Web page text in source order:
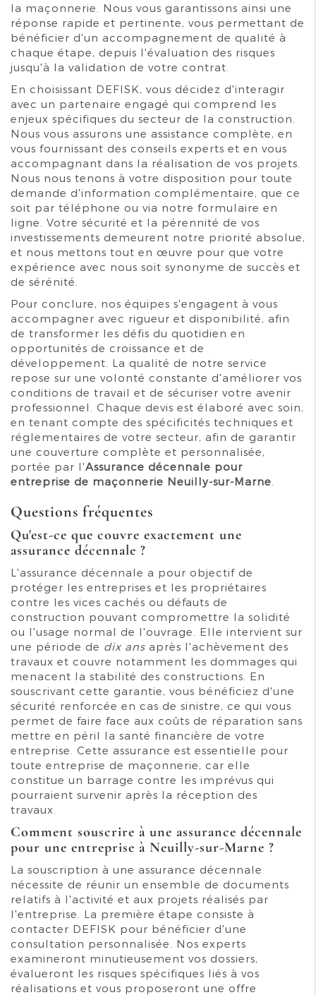
la maçonnerie. Nous vous garantissons ainsi une
réponse rapide et pertinente, vous permettant de
bénéficier d'un accompagnement de qualité à
chaque étape, depuis l'évaluation des risques
jusqu'à la validation de votre contrat.
En choisissant DEFISK, vous décidez d'interagir
avec un partenaire engagé qui comprend les
enjeux spécifiques du secteur de la construction.
Nous vous assurons une assistance complète, en
vous fournissant des conseils experts et en vous
accompagnant dans la réalisation de vos projets.
Nous nous tenons à votre disposition pour toute
demande d'information complémentaire, que ce
soit par téléphone ou via notre formulaire en
ligne. Votre sécurité et la pérennité de vos
investissements demeurent notre priorité absolue,
et nous mettons tout en œuvre pour que votre
expérience avec nous soit synonyme de succès et
de sérénité.
Pour conclure, nos équipes s'engagent à vous
accompagner avec rigueur et disponibilité, afin
de transformer les défis du quotidien en
opportunités de croissance et de
développement. La qualité de notre service
repose sur une volonté constante d'améliorer vos
conditions de travail et de sécuriser votre avenir
professionnel. Chaque devis est élaboré avec soin,
en tenant compte des spécificités techniques et
réglementaires de votre secteur, afin de garantir
une couverture complète et personnalisée,
portée par l'Assurance décennale pour
entreprise de maçonnerie Neuilly-sur-Marne
Questions fréquentes
Qu'est-ce que couvre exactement une
assurance décennale ?
L'assurance décennale a pour objectif de
protéger les entreprises et les propriétaires
contre les vices cachés ou défauts de
construction pouvant compromettre la solidité
ou l'usage normal de l'ouvrage. Elle intervient sur
une période de dix ans après l'achèvement des
travaux et couvre notamment les dommages qui
menacent la stabilité des constructions. En
souscrivant cette garantie, vous bénéficiez d'une
sécurité renforcée en cas de sinistre, ce qui vous
permet de faire face aux coûts de réparation sans
mettre en péril la santé financière de votre
entreprise. Cette assurance est essentielle pour
toute entreprise de maçonnerie, car elle
constitue un barrage contre les imprévus qui
pourraient survenir après la réception des
travaux.
Comment souscrire à une assurance décennale
pour une entreprise à Neuilly-sur-Marne ?
La souscription à une assurance décennale
nécessite de réunir un ensemble de documents
relatifs à l'activité et aux projets réalisés par
l'entreprise. La première étape consiste à
contacter DEFISK pour bénéficier d'une
consultation personnalisée. Nos experts
examineront minutieusement vos dossiers,
évalueront les risques spécifiques liés à vos
réalisations et vous proposeront une offre